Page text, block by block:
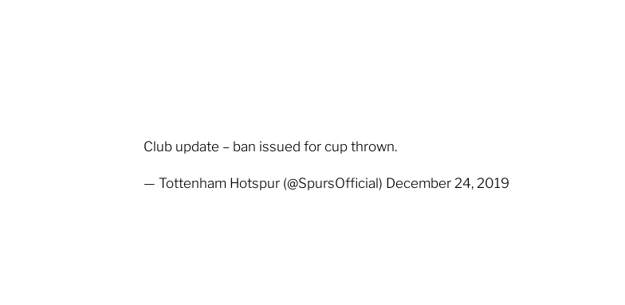
Club update – ban issued for cup thrown.
— Tottenham Hotspur (@SpursOfficial) December 24, 2019